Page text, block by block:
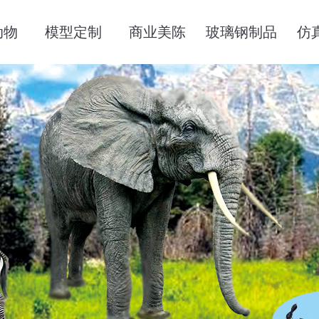
物 模型定制 商业美陈 玻璃钢制品 仿